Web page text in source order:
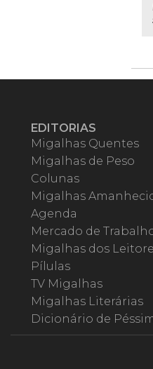
EDITORIAS
Migalhas Quentes
Migalhas de Peso
Colunas
Migalhas
Agenda
Mercado de
Migalhas dos
Pílulas
TV Migalhas
Migalhas Literárias
Dicionário de